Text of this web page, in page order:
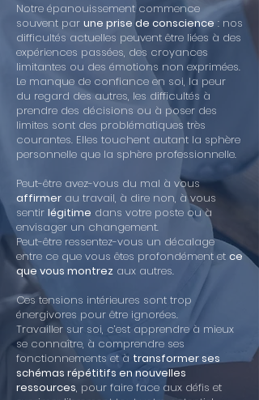
Notre épanouissement commence
souvent par une prise de conscience: nos
difficultés actuelles peuvent être liées à des
expériences passées, des croyances
limitantes ou des émotions non exprimées.
Le manque de confiance en soi, la peur
du regard des autres, les difficultés à
prendre des décisions ou à poser des
limites sont des problématiques très
courantes. Elles touchent autant la sphère
personnelle que la sphère professionnelle.
Peut-être avez-vous du mal à vous
affirmer au travail, à dire non, à vous
sentir légitime dans votre poste ou à
envisager un changement.
Peut-être ressentez-vous un décalage
entre ce que vous êtes profondément et ce
que vous montrez aux autres.
Ces tensions intérieures sont trop
énergivores pour être ignorées.
Travailler sur soi, c’est apprendre à mieux
se connaître, à comprendre ses
fonctionnements et à transformer ses
schémas répétitifs en nouvelles
ressources, pour faire face aux défis et